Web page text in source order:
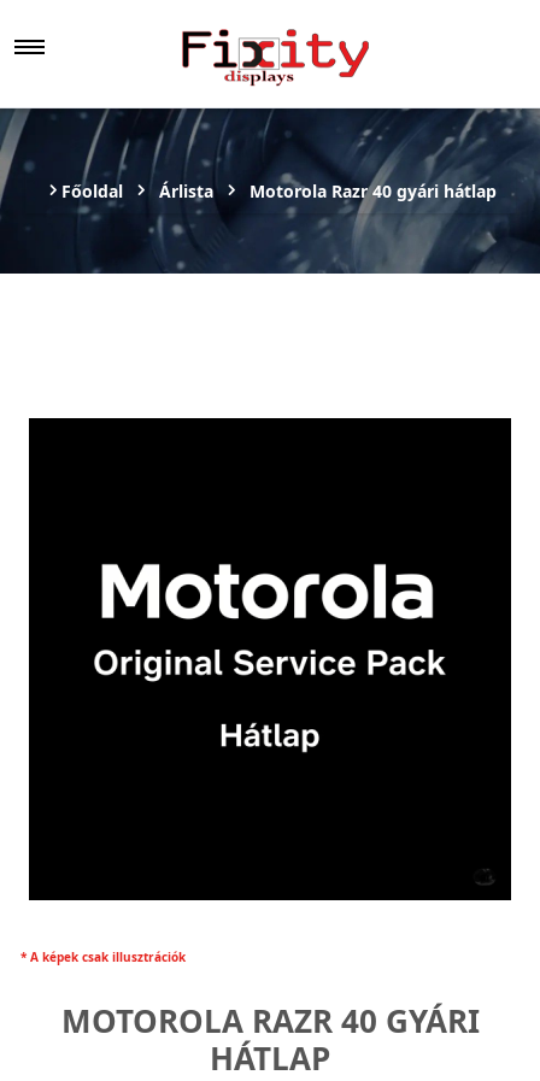
Főoldal Árlista Motorola Razr 40 gyári hátlap
* A képek csak illusztrációk
MOTOROLA RAZR 40 GYÁRI
HÁTLAP